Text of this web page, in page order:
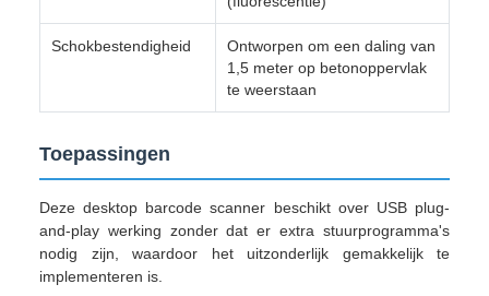
Schokbestendigheid
Ontworpen om een daling van
1,5 meter op betonoppervlak
te weerstaan
Toepassingen
Deze desktop barcode scanner beschikt over USB plug-
and-play werking zonder dat er extra stuurprogramma's
nodig zijn, waardoor het uitzonderlijk gemakkelijk te
implementeren is.